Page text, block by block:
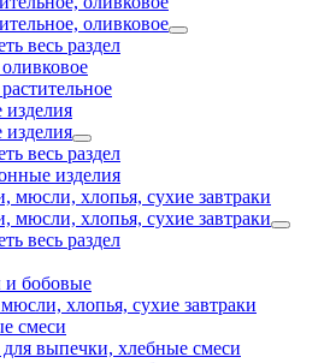
оливковое
весь раздел
весь раздел
изделия
мюсли, хлопья, сухие завтраки
мюсли, хлопья, сухие завтраки
весь раздел
бобовые
хлопья, сухие завтраки
смеси
выпечки, хлебные смеси